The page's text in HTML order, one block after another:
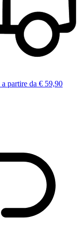
a partire da € 59,90